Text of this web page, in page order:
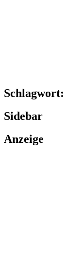
Schlagwort:
Sidebar
Anzeige